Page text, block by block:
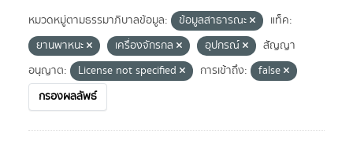
หมวดหมู่ตามธรรมาภิบาลข้อมูล: ข้อมูลสาธารณะ
แท็ค:
ยานพาหนะ
เครื่องจักรกล อุปกรณ์
สัญญา
อนุญาต:
License not specified การเข้าถึง:
false
กรองผลลัพธ์